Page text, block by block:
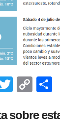
T
tt
C
p
sobre